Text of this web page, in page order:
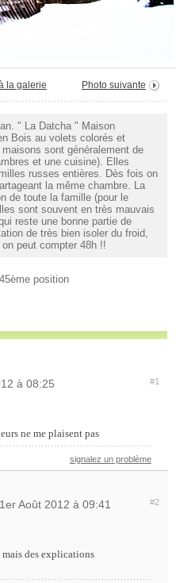
la galerie Photo suivante
" La Datcha " Maison
Bois au volets colorés et
sont généralement de
et une cuisine). Elles
russes entières. Dès fois on
la même chambre. La
de toute la famille (pour le
sont souvent en très mauvais
reste une bonne partie de
de très bien isoler du froid,
peut compter 48h !!
position
à 08:25 #1
ne me plaisent pas
signalez un problème
, 1er Août 2012 à 09:41 #2
mais des explications